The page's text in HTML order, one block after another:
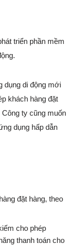
triển phần mềm
dụng di động mới
khách hàng đặt
Công ty cũng muốn
dụng hấp dẫn
đặt hàng, theo
cho phép
thanh toán cho